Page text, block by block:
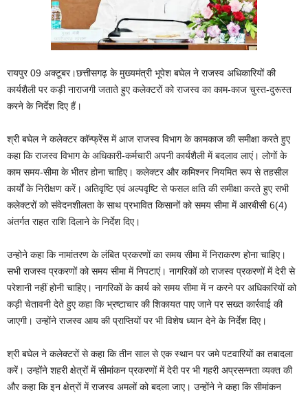
रायपुर 09 अक्टूबर।छत्तीसगढ़ के मुख्यमंत्री भूपेश बघेल ने राजस्व अधिकारियों की
कार्यशैली पर कड़ी नाराजगी जताते हुए कलेक्टरों को राजस्व का काम-काज चुस्त-दुरूस्त
करने के निर्देश दिए हैं।
श्री बघेल ने कलेक्टर कॉन्फ्रेंस में आज राजस्व विभाग के कामकाज की समीक्षा करते हुए
कहा कि राजस्व विभाग के अधिकारी-कर्मचारी अपनी कार्यशैली में बदलाव लाएं। लोगों के
काम समय-सीमा के भीतर होना चाहिए। कलेक्टर और कमिश्नर नियमित रूप से तहसील
कार्यों के निरीक्षण करें। अतिवृष्टि एवं अल्पवृष्टि से फसल क्षति की समीक्षा करते हुए सभी
कलेक्टरों को संवेदनशीलता के साथ प्रभावित किसानों को समय सीमा में आरबीसी 6(4)
अंतर्गत राहत राशि दिलाने के निर्देश दिए।
उन्होने कहा कि नामांतरण के लंबित प्रकरणों का समय सीमा में निराकरण होना चाहिए।
सभी राजस्व प्रकरणों को समय सीमा में निपटाएं। नागरिकों को राजस्व प्रकरणों में देरी से
परेशानी नहीं होनी चाहिए। नागरिकों के कार्य को समय सीमा में न करने पर अधिकारियों को
कड़ी चेतावनी देते हुए कहा कि भ्रष्टाचार की शिकायत पाए जाने पर सख्त कार्रवाई की
जाएगी। उन्होंने राजस्व आय की प्राप्तियों पर भी विशेष ध्यान देने के निर्देश दिए।
श्री बघेल ने कलेक्टरों से कहा कि तीन साल से एक स्थान पर जमे पटवारियों का तबादला
करें। उन्होंने शहरी क्षेत्रों में सीमांकन प्रकरणों में देरी पर भी गहरी अप्रसन्नता व्यक्त की
और कहा कि इन क्षेत्रों में राजस्व अमलों को बदला जाए। उन्होंने ने कहा कि सीमांकन